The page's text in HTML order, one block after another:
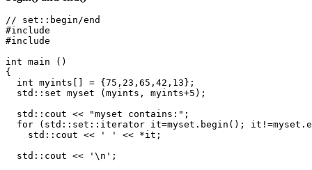
// set::begin/end
#include
#include
int main ()
{
  int myints[] = {75,23,65,42,13};
  std::set
myset (myints, myints+5);
  std::cout << "myset contains:";
  for (std::set
::iterator it=myset.begin();
    std::cout << ' ' << *it;
  std::cout << '\n';